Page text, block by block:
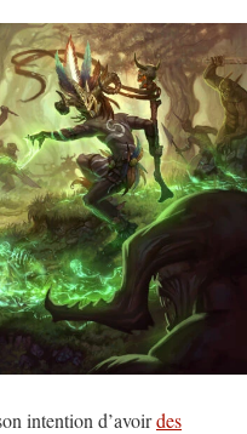
intention d’avoirdes